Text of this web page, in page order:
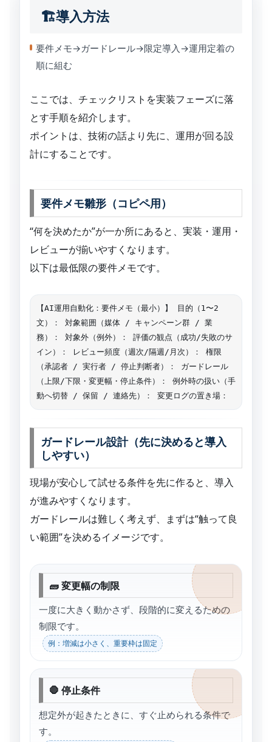
🏗導入方法
要件メモ→ガードレール→限定導入→運用定着の
順に組む
ここでは、チェックリストを実装フェーズに落
とす手順を紹介します。
ポイントは、技術の話より先に、運用が回る設
計にすることです。
要件メモ雛形（コピペ用）
“何を決めたか”が一か所にあると、実装・運用・
レビューが揃いやすくなります。
以下は最低限の要件メモです。
【AI運用自動化：要件メモ（最小）】 目的（1〜2
文）： 対象範囲（媒体 / キャンペーン群 / 業
務）： 対象外（例外）： 評価の観点（成功/失敗のサ
イン）： レビュー頻度（週次/隔週/月次）： 権限
（承認者 / 実行者 / 停止判断者）： ガードレール
（上限/下限・変更幅・停止条件）： 例外時の扱い（手
動へ切替 / 保留 / 連絡先）： 変更ログの置き場：
ガードレール設計（先に決めると導入
しやすい）
現場が安心して試せる条件を先に作ると、導入
が進みやすくなります。
ガードレールは難しく考えず、まずは“触って良
い範囲”を決めるイメージです。
🧱 変更幅の制限
一度に大きく動かさず、段階的に変えるための
制限です。
例：増減は小さく、重要枠は固定
🛑 停止条件
想定外が起きたときに、すぐ止められる条件で
す。